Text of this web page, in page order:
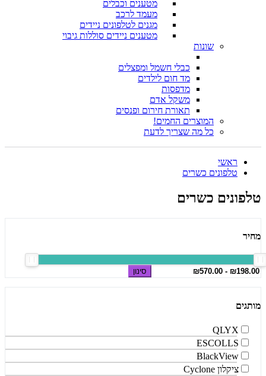
מטענים וכבלים
מעמד לרכב
מגנים לטלפונים ניידים
מטענים ניידים סוללות גיבוי
שונות
כבלי חשמל ומפצלים
מד חום לילדים
מדפסות
משקל אדם
תאורת חירום ופנסים
המוצרים החמים!
כל מה שצריך לדעת
ראשי
טלפונים כשרים
טלפונים כשרים
מחיר
סינון
מותגים
QLYX
ESCOLLS
BlackView
ציקלון Cyclone